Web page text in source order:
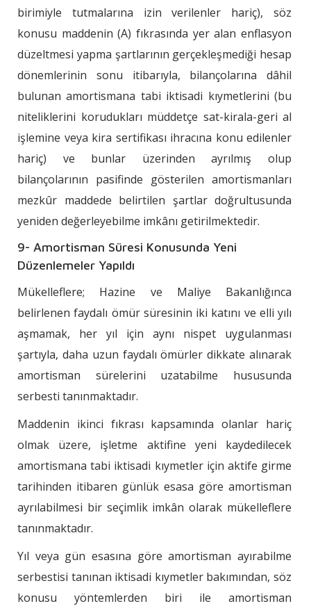
birimiyle tutmalarına izin verilenler hariç), söz
konusu maddenin (A) fıkrasında yer alan enflasyon
düzeltmesi yapma şartlarının gerçekleşmediği hesap
dönemlerinin sonu itibarıyla, bilançolarına dâhil
bulunan amortismana tabi iktisadi kıymetlerini (bu
niteliklerini korudukları müddetçe sat-kirala-geri al
işlemine veya kira sertifikası ihracına konu edilenler
hariç) ve bunlar üzerinden ayrılmış olup
bilançolarının pasifinde gösterilen amortismanları
mezkûr maddede belirtilen şartlar doğrultusunda
yeniden değerleyebilme imkânı getirilmektedir.
9- Amortisman Süresi Konusunda Yeni
Düzenlemeler Yapıldı
Mükelleflere; Hazine ve Maliye Bakanlığınca
belirlenen faydalı ömür süresinin iki katını ve elli yılı
aşmamak, her yıl için aynı nispet uygulanması
şartıyla, daha uzun faydalı ömürler dikkate alınarak
amortisman sürelerini uzatabilme hususunda
serbesti tanınmaktadır.
Maddenin ikinci fıkrası kapsamında olanlar hariç
olmak üzere, işletme aktifine yeni kaydedilecek
amortismana tabi iktisadi kıymetler için aktife girme
tarihinden itibaren günlük esasa göre amortisman
ayrılabilmesi bir seçimlik imkân olarak mükelleflere
tanınmaktadır.
Yıl veya gün esasına göre amortisman ayırabilme
serbestisi tanınan iktisadi kıymetler bakımından, söz
konusu yöntemlerden biri ile amortisman